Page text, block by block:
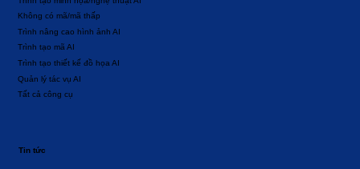
Tất cả công cụ
Quản lý tác vụ AI
Trình tạo thiết kế đồ họa AI
Không có mã/mã thấp
Trình tạo mã AI
Trình nâng cao hình ảnh AI
Tin tức